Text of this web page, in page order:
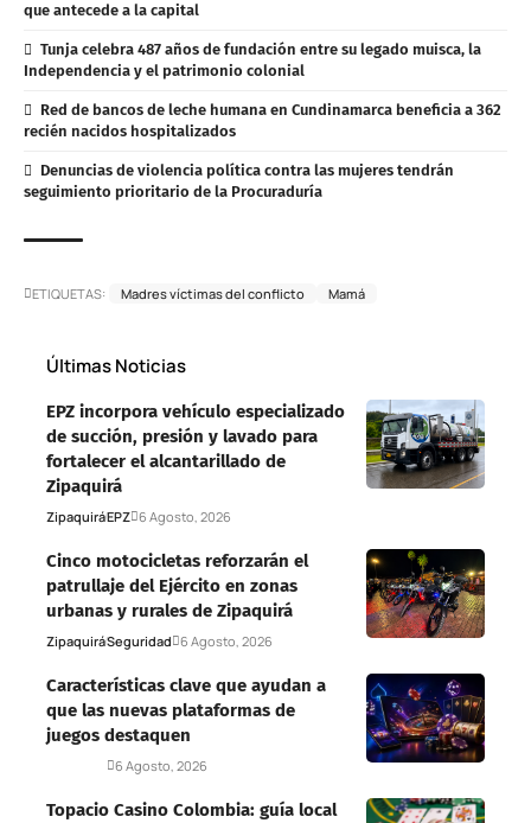
que antecede a la capital
Tunja celebra 487 años de fundación entre su legado muisca, la
Independencia y el patrimonio colonial
Red de bancos de leche humana en Cundinamarca beneficia a 362
recién nacidos hospitalizados
Denuncias de violencia política contra las mujeres tendrán
seguimiento prioritario de la Procuraduría
ETIQUETAS: Madres víctimas del conflicto Mamá
Últimas Noticias
EPZ incorpora vehículo especializado
de succión, presión y lavado para
fortalecer el alcantarillado de
Zipaquirá
ZipaquiráEPZ 6 Agosto, 2026
Cinco motocicletas reforzarán el
patrullaje del Ejército en zonas
urbanas y rurales de Zipaquirá
ZipaquiráSeguridad 6 Agosto, 2026
Características clave que ayudan a
que las nuevas plataformas de
juegos destaquen
6 Agosto, 2026
Topacio Casino Colombia: guía local